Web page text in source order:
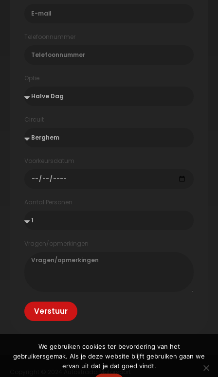
Telefoonnummer
Optie
Circuit
Voorkeursdatum
Aantal Personen
Vragen/opmerkingen
Verstuur
Copyright © 2024 Autostrada Motorsport
We gebruiken cookies ter bevordering van het
gebruikersgemak. Als je deze website blijft gebruiken gaan we
ervan uit dat je dat goed vindt.